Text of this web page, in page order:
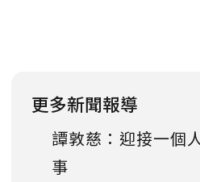
更多新聞報導
譚敦慈：迎接一個
事